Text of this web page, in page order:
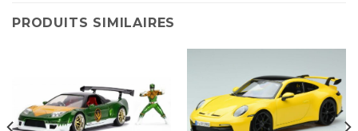
PRODUITS SIMILAIRES